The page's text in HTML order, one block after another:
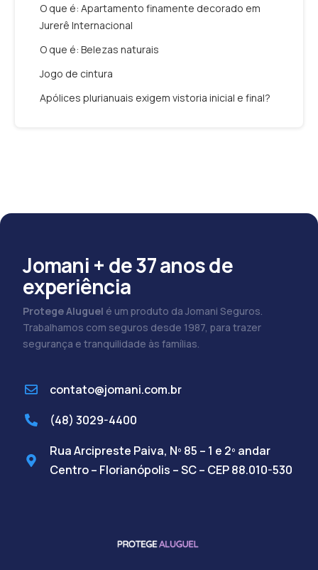
O que é: Apartamento finamente decorado em
Jurerê Internacional
O que é: Belezas naturais
Jogo de cintura
Apólices plurianuais exigem vistoria inicial e final?
Jomani + de 37 anos de
experiência
Protege Aluguel é um produto da Jomani Seguros.
Trabalhamos com seguros desde 1987, para trazer
segurança e tranquilidade às famílias.
contato@jomani.com.br
(48) 3029-4400
Rua Arcipreste Paiva, Nº 85 – 1 e 2º andar
Centro – Florianópolis – SC – CEP 88.010-530